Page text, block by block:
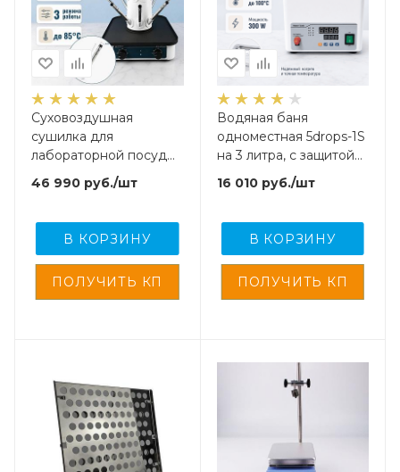
Суховоздушная
сушилка для
лабораторной посуды
5drops-AD-16
46 990 руб./шт
В КОРЗИНУ
Водяная баня
одноместная 5drops-1S
на 3 литра, с защитой
от перегорания без
воды
16 010руб./шт
В КОРЗИНУ